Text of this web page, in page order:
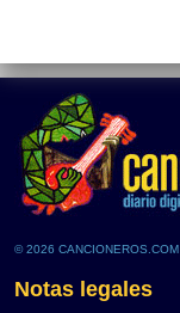
© 2026 CANCIONEROS.COM
Notas legales